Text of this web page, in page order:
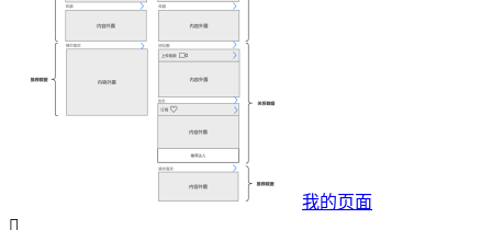
我的页面
